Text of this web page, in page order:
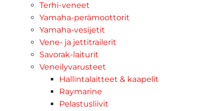
Terhi-veneet
Yamaha-perämoottorit
Yamaha-vesijetit
Vene- ja jettitrailerit
Savorak-laiturit
Veneilyvarusteet
Hallintalaitteet & kaapelit
Raymarine
Pelastusliivit